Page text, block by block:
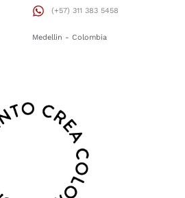
(+57) 311 383 5458
Medellin - Colombia